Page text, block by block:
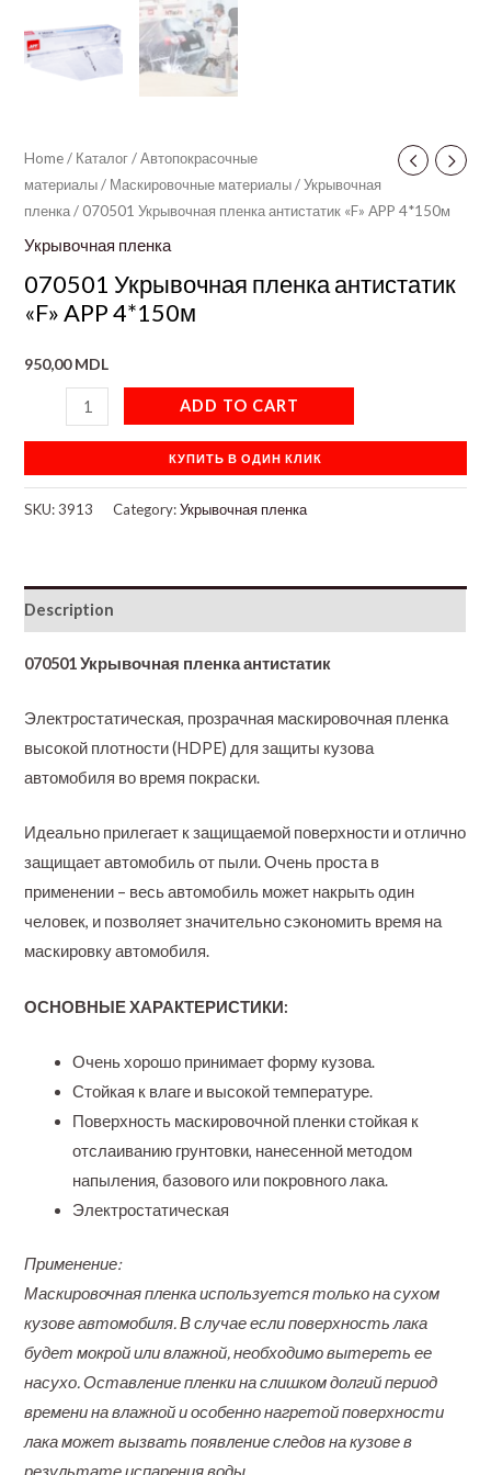
Home/ Каталог/Автопокрасочные
материалы/ Маскировочные материалы/Укрывочная
пленка/ 070501 Укрывочная пленка антистатик «F» APP 4*150м
Укрывочная пленка
070501 Укрывочная пленка антистатик
«F» APP 4*150м
950,00MDL
ADD TO CART
КУПИТЬ В ОДИН КЛИК
SKU:3913 Category:Укрывочная пленка
Description
070501 Укрывочная пленка антистатик
Электростатическая, прозрачная маскировочная пленка
высокой плотности (HDPE) для защиты кузова
автомобиля во время покраски.
Идеально прилегает к защищаемой поверхности и отлично
защищает автомобиль от пыли. Очень проста в
применении – весь автомобиль может накрыть один
человек, и позволяет значительно сэкономить время на
маскировку автомобиля.
ОСНОВНЫЕ ХАРАКТЕРИСТИКИ:
Очень хорошо принимает форму кузова.
Стойкая к влаге и высокой температуре.
Поверхность маскировочной пленки стойкая к
отслаиванию грунтовки, нанесенной методом
напыления, базового или покровного лака.
Электростатическая
Применение:
Маскировочная пленка используется только на сухом
кузове автомобиля. В случае если поверхность лака
будет мокрой или влажной, необходимо вытереть ее
насухо. Оставление пленки на слишком долгий период
времени на влажной и особенно нагретой поверхности
лака может вызвать появление следов на кузове в
результате испарения воды.